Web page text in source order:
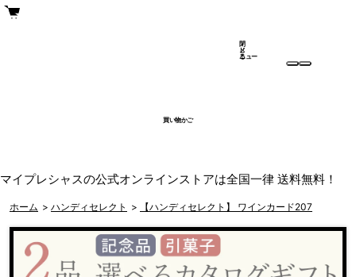
買い物かご
メ
ニュー
閉
じ
る
マイプレシャスの公式オンラインストアは全国一律 送料無料！
ホーム > ハンディセレクト > 【ハンディセレクト】 ワインカード207